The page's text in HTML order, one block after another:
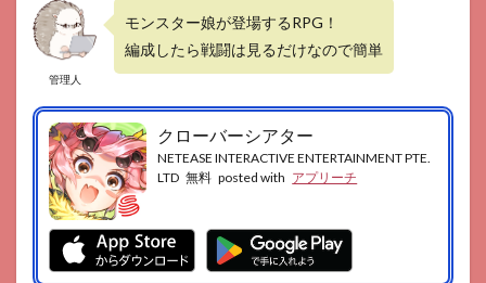
まと
め
管理人
モンスター娘が登場するRPG！
編成したら戦闘は見るだけなので簡単
クローバーシアター
NETEASE INTERACTIVE ENTERTAINMENT PTE.
LTD 無料 posted with アプリーチ